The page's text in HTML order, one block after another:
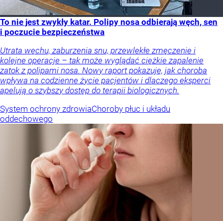
To nie jest zwykły katar. Polipy nosa odbierają węch, sen
i poczucie bezpieczeństwa
Utrata węchu, zaburzenia snu, przewlekłe zmęczenie i
kolejne operacje – tak może wyglądać ciężkie zapalenie
zatok z polipami nosa. Nowy raport pokazuje, jak choroba
wpływa na codzienne życie pacjentów i dlaczego eksperci
apelują o szybszy dostęp do terapii biologicznych.
System ochrony zdrowiaChoroby płuc i układu
oddechowego